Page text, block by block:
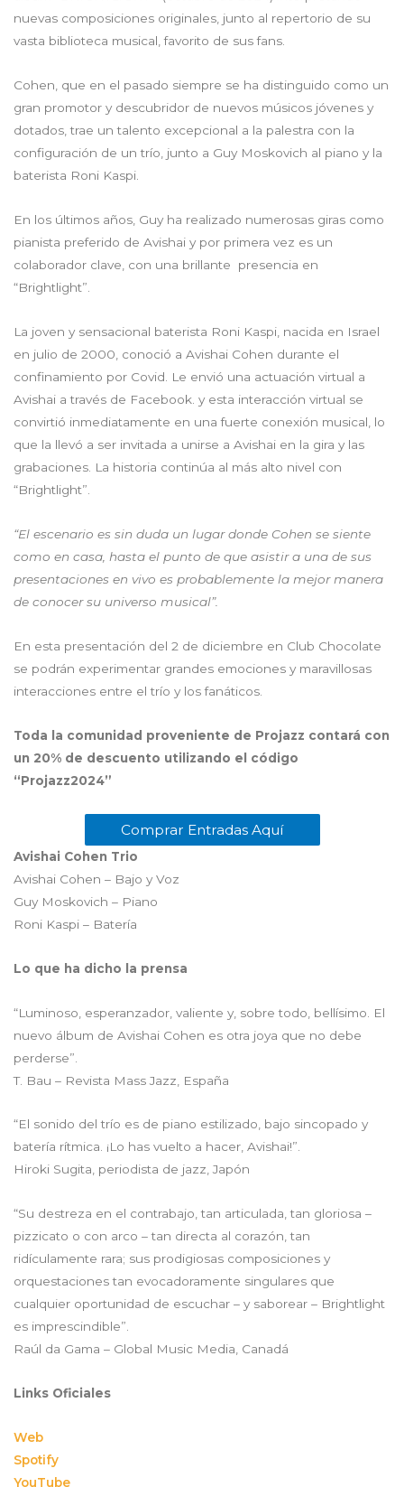
nuevas composiciones originales, junto al repertorio de su
vasta biblioteca musical, favorito de sus fans.
Cohen, que en el pasado siempre se ha distinguido como un
gran promotor y descubridor de nuevos músicos jóvenes y
dotados, trae un talento excepcional a la palestra con la
configuración de un trío, junto a Guy Moskovich al piano y la
baterista Roni Kaspi.
En los últimos años, Guy ha realizado numerosas giras como
pianista preferido de Avishai y por primera vez es un
colaborador clave, con una brillante presencia en
“Brightlight”.
La joven y sensacional baterista Roni Kaspi, nacida en Israel
en julio de 2000, conoció a Avishai Cohen durante el
confinamiento por Covid. Le envió una actuación virtual a
Avishai a través de Facebook. y esta interacción virtual se
convirtió inmediatamente en una fuerte conexión musical, lo
que la llevó a ser invitada a unirse a Avishai en la gira y las
grabaciones. La historia continúa al más alto nivel con
“Brightlight”.
“El escenario es sin duda un lugar donde Cohen se siente
como en casa, hasta el punto de que asistir a una de sus
presentaciones en vivo es probablemente la mejor manera
de conocer su universo musical”.
En esta presentación del 2 de diciembre en Club Chocolate
se podrán experimentar grandes emociones y maravillosas
interacciones entre el trío y los fanáticos.
Toda la comunidad proveniente de Projazz contará con
un 20% de descuento utilizando el código
“Projazz2024”
Comprar Entradas Aquí
Avishai Cohen Trio
Avishai Cohen – Bajo y Voz
Guy Moskovich – Piano
Roni Kaspi – Batería
Lo que ha dicho la prensa
“Luminoso, esperanzador, valiente y, sobre todo, bellísimo. El
nuevo álbum de Avishai Cohen es otra joya que no debe
perderse”.
T. Bau – Revista Mass Jazz, España
“El sonido del trío es de piano estilizado, bajo sincopado y
batería rítmica. ¡Lo has vuelto a hacer, Avishai!”.
Hiroki Sugita, periodista de jazz, Japón
“Su destreza en el contrabajo, tan articulada, tan gloriosa –
pizzicato o con arco – tan directa al corazón, tan
ridículamente rara; sus prodigiosas composiciones y
orquestaciones tan evocadoramente singulares que
cualquier oportunidad de escuchar – y saborear – Brightlight
es imprescindible”.
Raúl da Gama – Global Music Media, Canadá
Links Oficiales
Web
Spotify
YouTube